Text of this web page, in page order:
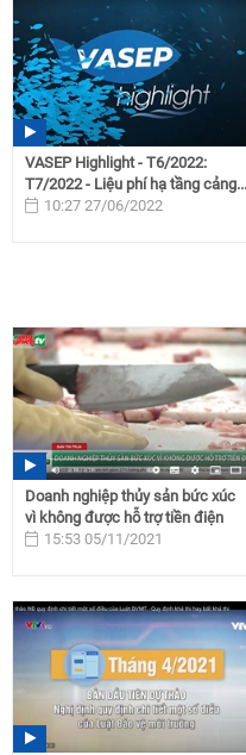
VASEP Highlight - T6/2022:
T7/2022 - Liệu phí hạ tầng cảng...
10:27 27/06/2022
Doanh nghiệp thủy sản bức xúc
vì không được hỗ trợ tiền điện
15:53 05/11/2021